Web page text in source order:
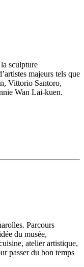
sculpture
majeurs tels que
Vittorio Santoro,
Wan Lai-kuen.
Parcours
du musée,
atelier artistique,
passer du bon temps